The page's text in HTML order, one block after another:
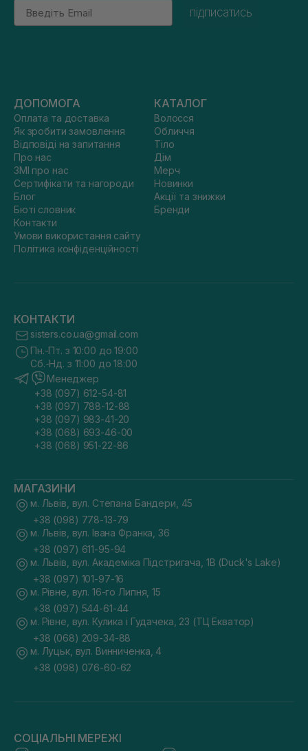
Email
підписатись
ДОПОМОГА
Оплата та доставка
Як зробити замовлення
Відповіді на запитання
Про нас
ЗМІ про нас
Сертифікати та нагороди
Блог
Бюті словник
Контакти
Умови використання сайту
Політика конфіденційності
КАТАЛОГ
Волосся
Обличчя
Тіло
Дім
Мерч
Новинки
Акції та знижки
Бренди
КОНТАКТИ
sisters.co.ua@gmail.com
Пн.-Пт. з 10:00 до 19:00
Сб.-Нд. з 11:00 до 18:00
Менеджер
+38 (097) 612-54-81
+38 (097) 788-12-88
+38 (097) 983-41-20
+38 (068) 693-46-00
+38 (068) 951-22-86
МАГАЗИНИ
м. Львів, вул. Степана Бандери, 45
+38 (098) 778-13-79
м. Львів, вул. Івана Франка, 36
+38 (097) 611-95-94
м. Львів, вул. Академіка Підстригача, 1В (Duck's Lake)
+38 (097) 101-97-16
м. Рівне, вул. 16-го Липня, 15
+38 (097) 544-61-44
м. Рівне, вул. Кулика і Гудачека, 23 (ТЦ Екватор)
+38 (068) 209-34-88
м. Луцьк, вул. Винниченка, 4
+38 (098) 076-60-62
СОЦІАЛЬНІ МЕРЕЖІ